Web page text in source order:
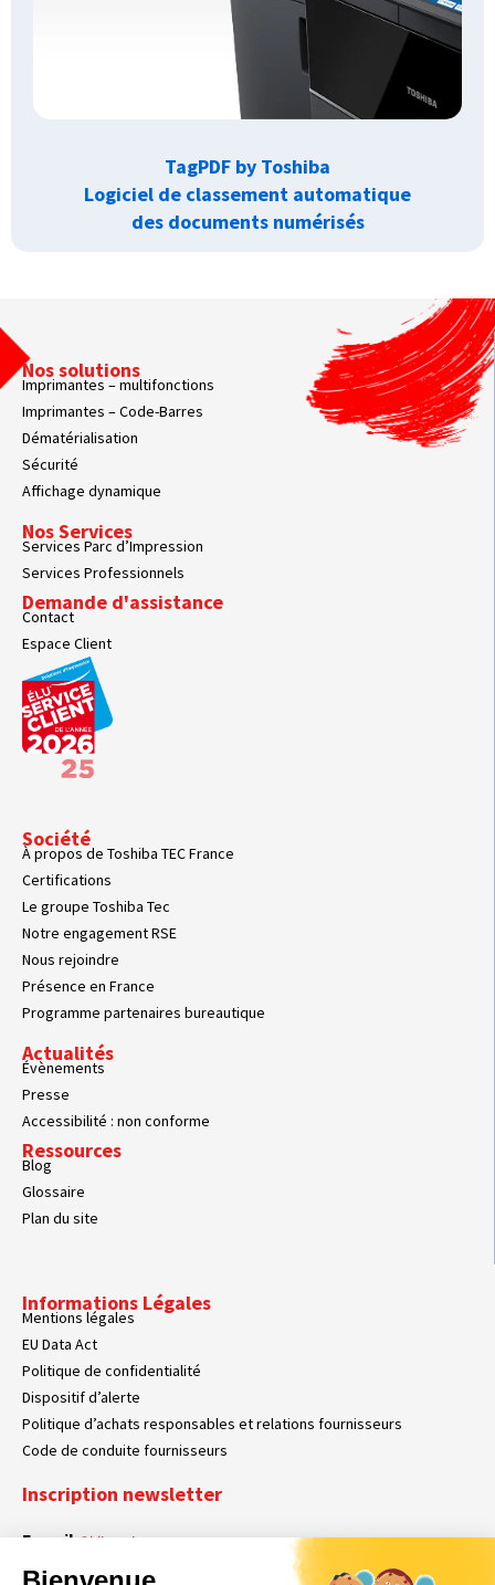
TagPDF by Toshiba
Logiciel de classement automatique
des documents numérisés
Nos solutions
Imprimantes – multifonctions
Imprimantes – Code-Barres
Dématérialisation
Sécurité
Affichage dynamique
Nos Services
Services Parc d’Impression
Services Professionnels
Demande d'assistance
Contact
Espace Client
Société
À propos de Toshiba TEC France
Certifications
Le groupe Toshiba Tec
Notre engagement RSE
Nous rejoindre
Présence en France
Programme partenaires bureautique
Actualités
Évènements
Presse
Accessibilité : non conforme
Ressources
Blog
Glossaire
Plan du site
Informations Légales
Mentions légales
EU Data Act
Politique de confidentialité
Dispositif d’alerte
Politique d’achats responsables et relations fournisseurs
Code de conduite fournisseurs
Inscription newsletter
E-mailObligatoire